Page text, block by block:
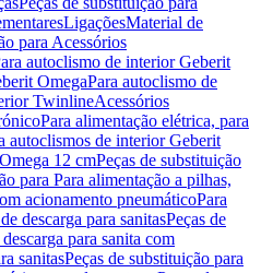
LigaçõesMaterial de
para Acessórios
autoclismo de interior Geberit
OmegaPara autoclismo de
TwinlineAcessórios
Para alimentação elétrica, para
autoclismos de interior Geberit
12 cmPeças de substituição
para Para alimentação a pilhas,
acionamento pneumáticoPara
descarga para sanitasPeças de
para sanita com
sanitasPeças de substituição para